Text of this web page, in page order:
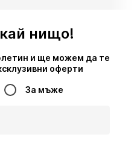
нищо!
и ще можем да те
оферти
За мъже